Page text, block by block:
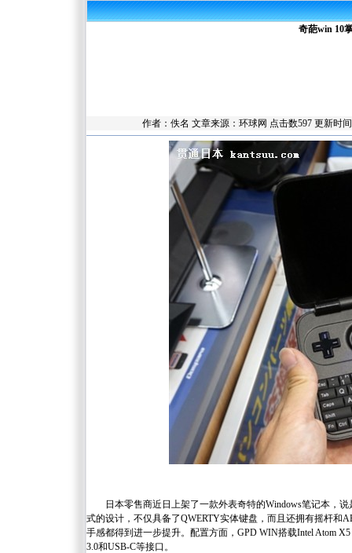
奇葩win 10
作者：佚名 文章来源： 环球网 点击数597 更新时
日本零售商近日上架了一款外表奇特的Windows笔记本，
式的设计，不仅具备了QWERTY实体键盘，而且还拥有摇杆和
手感都得到进一步提升。配置方面，GPD WIN搭载Intel Atom
3.0和USB-C等接口。